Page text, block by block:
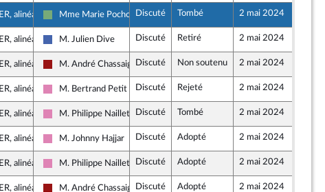
alinéa 6
Écologiste - NUPES
Mme Marie Pochon Discuté Tombé 2 mai 2024
alinéa 6
Les Républicains
M. Julien Dive Discuté Retiré 2 mai 2024
alinéa 6
Gauche démocrate et républicaine - NUPES
M. André ChassaigneDiscuté Non soutenu 2 mai 2024
alinéa 6
Socialistes et apparentés
M. Bertrand Petit Discuté Rejeté 2 mai 2024
alinéa 6
Socialistes et apparentés
M. Philippe Naillet Discuté Tombé 2 mai 2024
alinéa 6
Socialistes et apparentés
M. Johnny Hajjar Discuté Adopté 2 mai 2024
alinéa 6
Socialistes et apparentés
M. Philippe Naillet Discuté Adopté 2 mai 2024
alinéa 6 M. André ChassaigneDiscuté Adopté 2 mai 2024